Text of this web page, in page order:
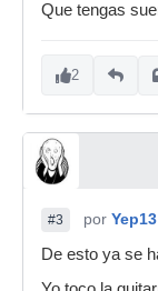
Que tengas
2
#3 por Yep13
De esto ya se